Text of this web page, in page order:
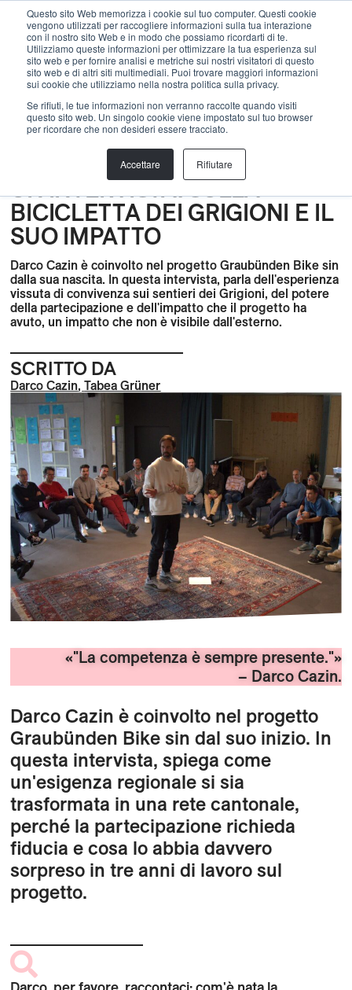
Questo sito Web memorizza i cookie sul tuo computer. Questi cookie
vengono utilizzati per raccogliere informazioni sulla tua interazione
con il nostro sito Web e in modo che possiamo ricordarti di te.
Utilizziamo queste informazioni per ottimizzare la tua esperienza sul
sito web e per fornire analisi e metriche sui nostri visitatori di questo
sito web e di altri siti multimediali. Puoi trovare maggiori informazioni
sui cookie che utilizziamo nella nostra politica sulla privacy.
Se rifiuti, le tue informazioni non verranno raccolte quando visiti
questo sito web. Un singolo cookie viene impostato sul tuo browser
per ricordare che non desideri essere tracciato.
Accettare Rifiutare
Menu
indietro
Costruzione,Bike park, bike trails,BLOG,Sviluppo
Gravel,Coesistenza,Monitoring,Sostenibilità, Notizie
Partner,Pianificazione,Skill Center,Trail Center
Conoscenze
DARCO CAZIN IN
UN'INTERVISTA: SULLA
BICICLETTA DEI GRIGIONI E IL
SUO IMPATTO
Darco Cazin è coinvolto nel progetto Graubünden Bike sin
dalla sua nascita. In questa intervista, parla dell'esperienza
vissuta di convivenza sui sentieri dei Grigioni, del potere
della partecipazione e dell'impatto che il progetto ha
avuto, un impatto che non è visibile dall'esterno.
SCRITTO DA
Darco Cazin,Tabea Grüner
«"La competenza è sempre presente."»
– Darco Cazin.
Darco Cazin è coinvolto nel progetto
Graubünden Bike sin dal suo inizio. In
questa intervista, spiega come
un'esigenza regionale si sia
trasformata in una rete cantonale,
perché la partecipazione richieda
fiducia e cosa lo abbia davvero
sorpreso in tre anni di lavoro sul
progetto.